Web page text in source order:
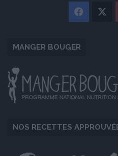
MANGER BOUGER
NOS RECETTES